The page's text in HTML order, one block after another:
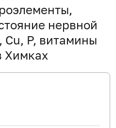
нервной
Cu, P, витамины
Химках